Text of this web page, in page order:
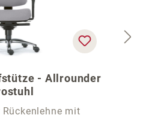
- Allrounder
mit